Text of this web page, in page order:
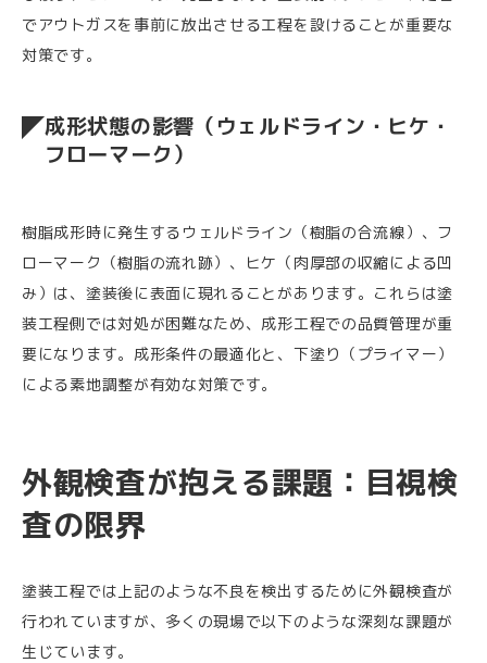
でアウトガスを事前に放出させる工程を設けることが重要な
対策です。
成形状態の影響（ウェルドライン・ヒケ・
フローマーク）
樹脂成形時に発生するウェルドライン（樹脂の合流線）、フ
ローマーク（樹脂の流れ跡）、ヒケ（肉厚部の収縮による凹
み）は、塗装後に表面に現れることがあります。これらは塗
装工程側では対処が困難なため、成形工程での品質管理が重
要になります。成形条件の最適化と、下塗り（プライマー）
による素地調整が有効な対策です。
外観検査が抱える課題：目視検
査の限界
塗装工程では上記のような不良を検出するために外観検査が
行われていますが、多くの現場で以下のような深刻な課題が
生じています。